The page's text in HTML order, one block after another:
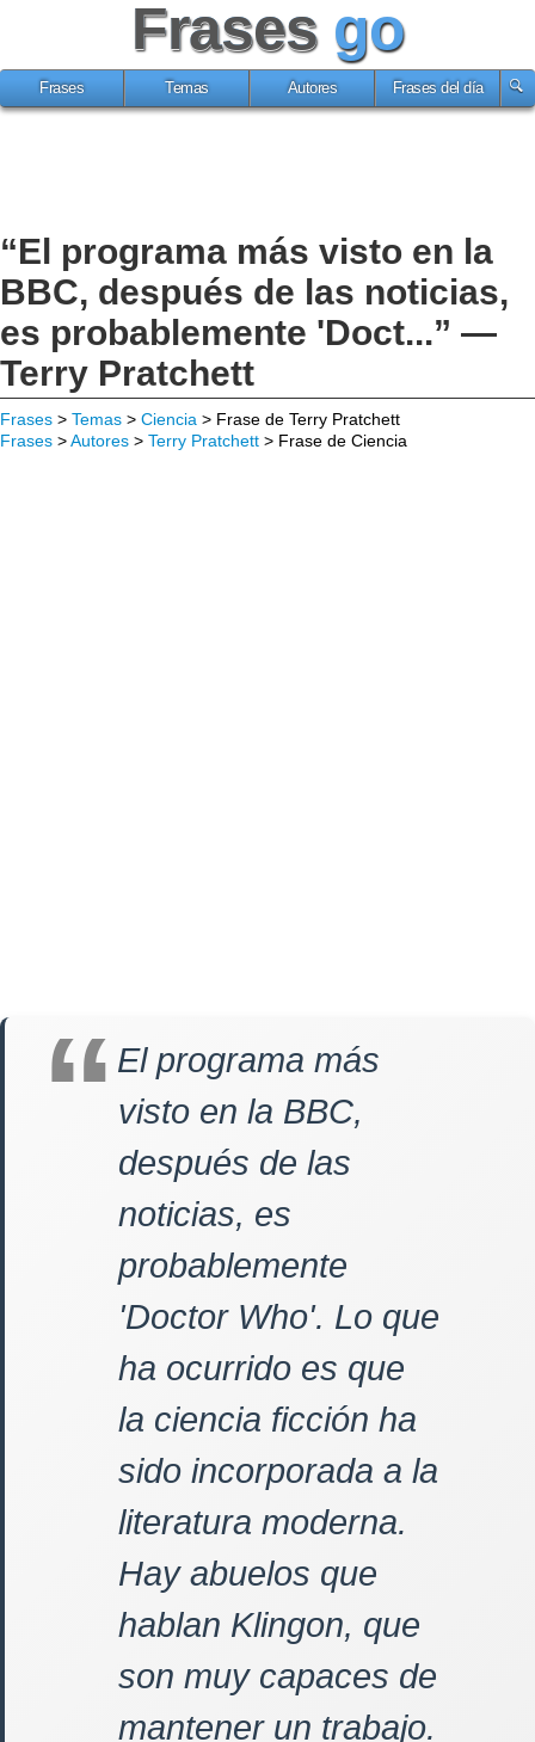
Frases go
Frases Temas Autores Frases del día
“El programa más visto en la
BBC, después de las noticias,
es probablemente 'Doct...” —
Terry Pratchett
Frases > Temas > Ciencia > Frase de Terry Pratchett
Frases >Autores > Terry Pratchett > Frase de Ciencia
El programa más
visto en la BBC,
después de las
noticias, es
probablemente
'Doctor Who'. Lo que
ha ocurrido es que
la ciencia ficción ha
sido incorporada a la
literatura moderna.
Hay abuelos que
hablan Klingon, que
son muy capaces de
mantener un trabajo.